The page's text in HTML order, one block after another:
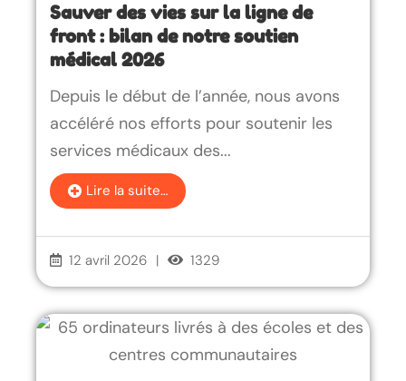
Sauver des vies sur la ligne de
front : bilan de notre soutien
médical 2026
12 avril 2026 | 1329
Depuis le début de l’année, nous avons
accéléré nos efforts pour soutenir les
services médicaux des...
Lire la suite…